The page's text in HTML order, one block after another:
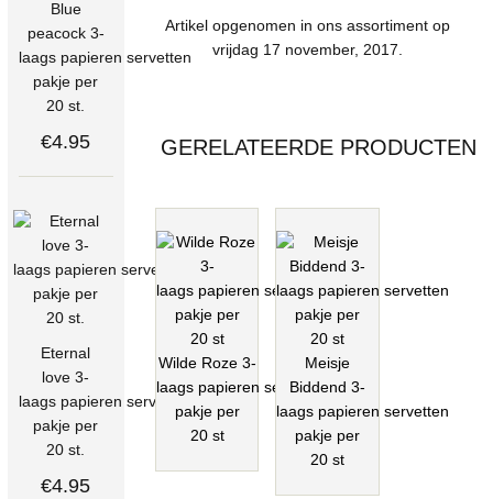
Blue
peacock 3-
laags papieren servetten
pakje per
20 st.
€4.95
Eternal
love 3-
laags papieren servetten
pakje per
20 st.
€4.95
Artikel opgenomen in ons assortiment op
vrijdag 17 november, 2017.
GERELATEERDE PRODUCTEN
Wilde Roze 3-
laags papieren servetten
pakje per
20 st
Meisje
Biddend 3-
laags papieren servetten
pakje per
20 st